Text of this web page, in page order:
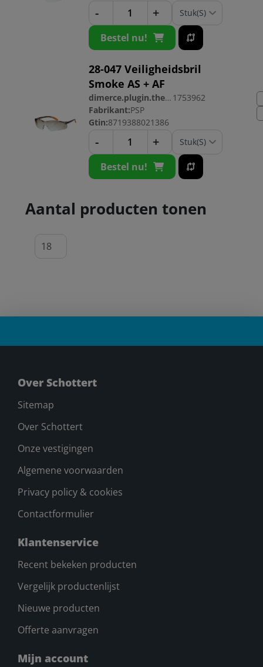
- +
Bestel nu!
28-047 Veiligheidsbril
Smoke AS + AF
dimerce.plugin.theme.productnr: 1753962
Fabrikant:PSP
Gtin:8719388021386
- +
Bestel nu!
Aantal producten tonen
Over Schottert
Sitemap
Over Schottert
Onze vestigingen
Algemene voorwaarden
Privacy policy & cookies
Contactformulier
Klantenservice
Recent bekeken producten
Vergelijk productenlijst
Nieuwe producten
Offerte aanvragen
Mijn account